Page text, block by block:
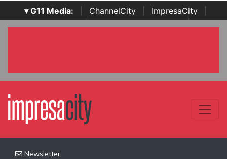
▾ G11 Media: ChannelCity ImpresaCity
SecurityOpenLab | Italian Channel Awards | Italian
Newsletter